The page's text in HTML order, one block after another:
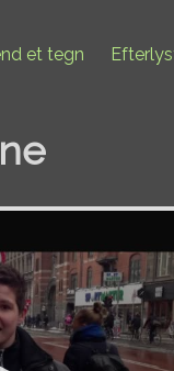
et tegn